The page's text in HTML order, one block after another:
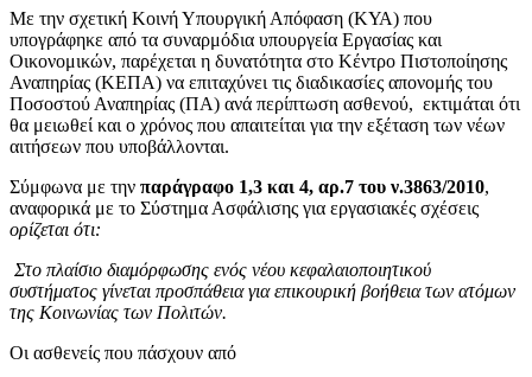
Με την σχετική Κοινή Υπουργική Απόφαση (ΚΥΑ) που
υπογράφηκε από τα συναρμόδια υπουργεία Εργασίας και
Οικονομικών, παρέχεται η δυνατότητα στο Κέντρο Πιστοποίησης
Αναπηρίας (ΚΕΠΑ) να επιταχύνει τις διαδικασίες απονομής του
Ποσοστού Αναπηρίας (ΠΑ) ανά περίπτωση ασθενού, εκτιμάται ότι
θα μειωθεί και ο χρόνος που απαιτείται για την εξέταση των νέων
αιτήσεων που υποβάλλονται.
Σύμφωνα με την παράγραφο 1,3 και 4, αρ.7 του ν.3863/2010,
αναφορικά με το Σύστημα Ασφάλισης για εργασιακές σχέσεις
ορίζεται ότι:
Στο πλαίσιο διαμόρφωσης ενός νέου κεφαλαιοποιητικού
συστήματος γίνεται προσπάθεια για επικουρική βοήθεια των ατόμων
της Κοινωνίας των Πολιτών.
Οι ασθενείς που πάσχουν από